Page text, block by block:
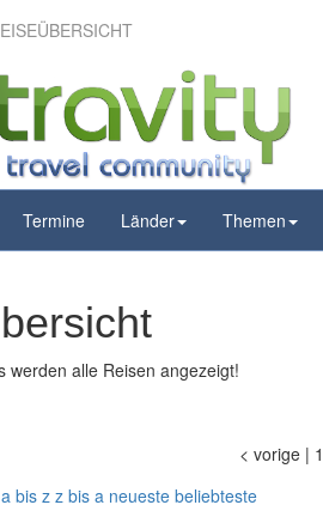
Termine Länder Themen
werden alle Reisen angezeigt!
<vorige | 1
a bis z z bis a neueste beliebteste